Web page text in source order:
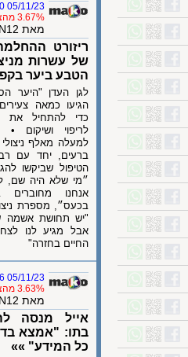
05/11/23 00:00
3.67% מהצפיות
מאת N12
ריזורט
של עשרות
הטבע ביער
לגן העדן "היער
הגיעו כמאה
כדי להתחיל את
לריפוי ושיקום •
למעלה מאלף
ברעים, יחד עם
הטיפול שביקשו
״מי שלא היה שם,
אנחנו
בכעס״, מספרת
"יש תחושת אשמה
אבל מגיע לנו
החיים בחזרה"
05/11/23 06:36
3.63% מהצפיות
מאת N12
אייל מנסה
בתו: "אמצא
כל המידע" »»